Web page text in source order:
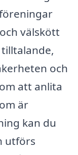
välskött
och
att anlita
är
kan du
utförs